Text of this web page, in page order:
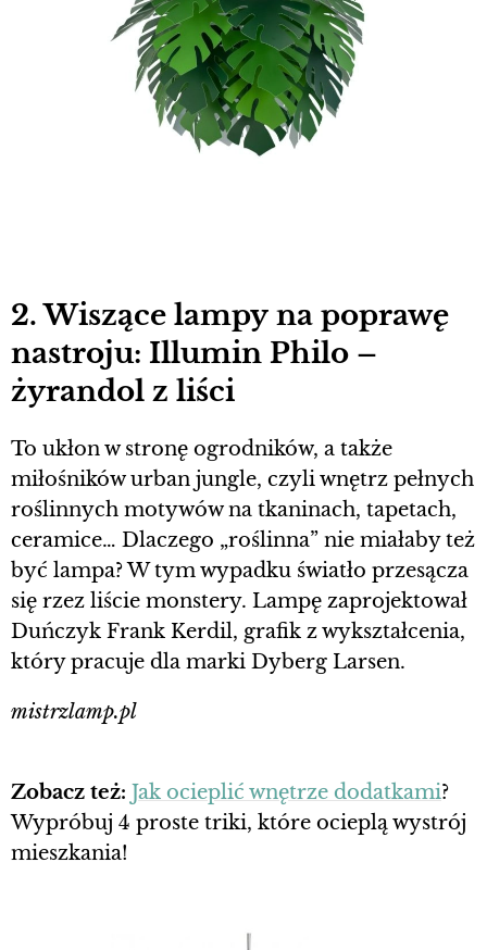
2. Wiszące lampy na poprawę
nastroju: Illumin Philo –
żyrandol z liści
To ukłon w stronę ogrodników, a także
miłośników urban jungle, czyli wnętrz pełnych
roślinnych motywów na tkaninach, tapetach,
ceramice… Dlaczego „roślinna” nie miałaby też
być lampa? W tym wypadku światło przesącza
się rzez liście monstery. Lampę zaprojektował
Duńczyk Frank Kerdil, grafik z wykształcenia,
który pracuje dla marki Dyberg Larsen.
mistrzlamp.pl
Zobacz też: Jak ocieplić wnętrze dodatkami?
Wypróbuj 4 proste triki, które ocieplą wystrój
mieszkania!